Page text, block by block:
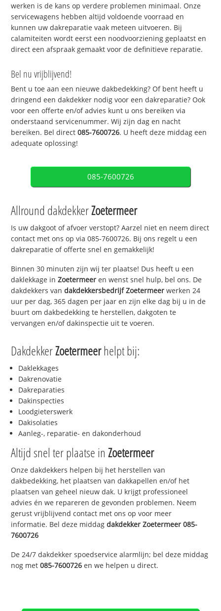
werken is de kans op verdere problemen minimaal. Onze
servicewagens hebben altijd voldoende voorraad en
kunnen uw dakreparatie vaak meteen uitvoeren. Bij
calamiteiten wordt eerst een noodvoorziening geplaatst en
direct een afspraak gemaakt voor de definitieve reparatie.
Bel nu vrijblijvend!
Bent u toe aan een nieuwe dakbedekking? Of bent heeft u
dringend een dakdekker nodig voor een dakreparatie? Ook
voor een offerte en/of advies kunt u ons bereiken via
onderstaand servicenummer. Wij zijn dag en nacht
bereiken. Bel direct085-7600726. U heeft deze middag een
adequate oplossing!
085-7600726
Allround dakdekkerZoetermeer
Is uw dakgoot of afvoer verstopt? Aarzel niet en neem direct
contact met ons op via 085-7600726. Bij ons regelt u een
dakreparatie of offerte snel en gemakkelijk!
Binnen 30 minuten zijn wij ter plaatse! Dus heeft u een
daklekkage inZoetermeer en wenst snel hulp, bel ons. De
dakdekkers vandakdekkersbedrijfZoetermeer werken 24
uur per dag, 365 dagen per jaar en zijn elke dag bij u in de
buurt om dakbedekking te herstellen, dakgoten te
vervangen en/of dakinspectie uit te voeren.
DakdekkerZoetermeerhelpt bij:
Daklekkages
Dakrenovatie
Dakreparaties
Dakinspecties
Loodgieterswerk
Dakisolaties
Aanleg-, reparatie- en dakonderhoud
Altijd snel ter plaatse inZoetermeer
Onze dakdekkers helpen bij het herstellen van
dakbedekking, het plaatsen van dakkapellen en/of het
plaatsen van geheel nieuw dak. U krijgt professioneel
advies én we repareren de gevonden problemen. Neem
gerust vrijblijvend contact met ons op voor meer
informatie. Bel deze middagdakdekkerZoetermeer 085-
7600726
De 24/7 dakdekker spoedservice alarmlijn; bel deze middag
nog met085-7600726 en we helpen u direct.